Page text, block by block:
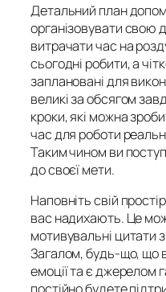
Детальний план
організовувати свою
витрачати час на
сьогодні робити, а
заплановані для
великі за обсягом
кроки, які можна
час для роботи
Таким чином ви
до своєї мети.
Наповніть свій
вас надихають. Це
мотивувальні цитати
Загалом, будь-що, що
емоції та є джерелом